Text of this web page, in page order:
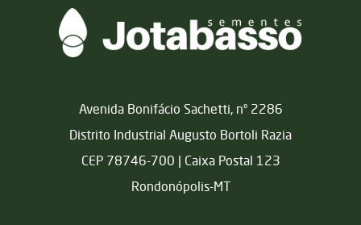
Matriz
Avenida Bonifácio Sachetti, nº 2286
Distrito Industrial Augusto Bortoli Razia
CEP 78746-700 | Caixa Postal 123
Rondonópolis-MT